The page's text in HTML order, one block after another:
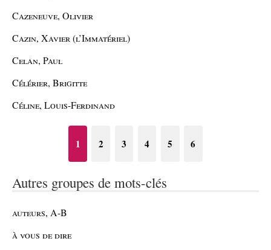
Cazeneuve, Olivier
Cazin, Xavier (l’Immatériel)
Celan, Paul
Célérier, Brigitte
Céline, Louis-Ferdinand
1 2 3 4 5 6
Autres groupes de mots-clés
auteurs, A-B
à vous de dire